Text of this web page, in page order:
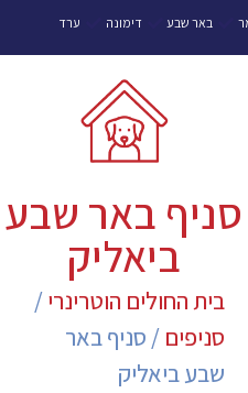
באר שבע דימונה ערד
סניף באר שבע
ביאליק
בית החולים הוטרינרי/
סניפים/סניף באר
שבע ביאליק